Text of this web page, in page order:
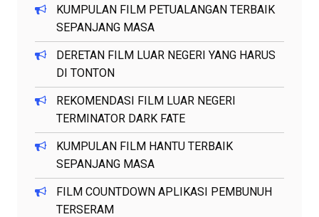
KUMPULAN FILM PETUALANGAN TERBAIK
SEPANJANG MASA
DERETAN FILM LUAR NEGERI YANG HARUS
DI TONTON
REKOMENDASI FILM LUAR NEGERI
TERMINATOR DARK FATE
KUMPULAN FILM HANTU TERBAIK
SEPANJANG MASA
FILM COUNTDOWN APLIKASI PEMBUNUH
TERSERAM